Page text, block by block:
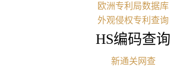
欧洲专利局数据库
外观侵权专利查询
HS编码查询
新通关网查